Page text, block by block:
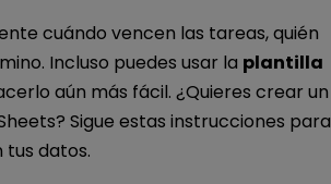
cuándo vencen las tareas, quién
Incluso puedes usar la plantilla
aún más fácil. ¿Quieres crear un
Sigue estas instrucciones para
tus datos.